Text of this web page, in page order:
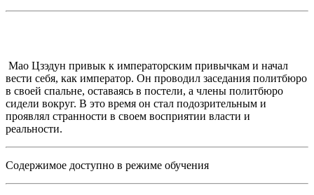
Мао Цзэдун привык к императорским привычкам и начал
вести себя, как император. Он проводил заседания политбюро
в своей спальне, оставаясь в постели, а члены политбюро
сидели вокруг. В это время он стал подозрительным и
проявлял странности в своем восприятии власти и
реальности.
Содержимое доступно в режиме обучения